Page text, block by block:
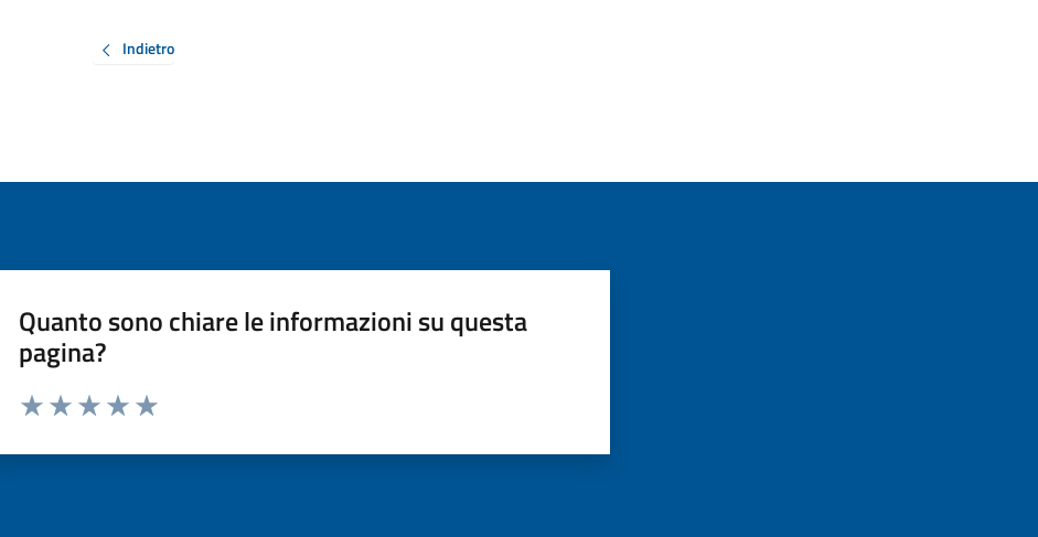
Indietro
Quanto sono chiare le informazioni su questa
pagina?
Valuta da 1 a 5 stelle la pagina